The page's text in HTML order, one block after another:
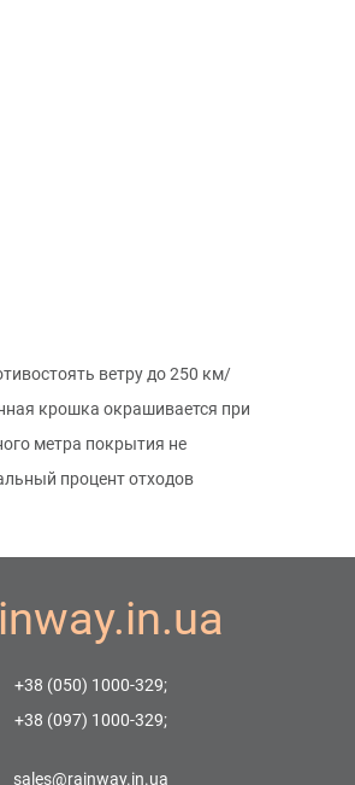
ветру до 250 км/
крошка окрашивается при
метра покрытия не
процент отходов
+38 (050) 1000-329;
+38 (097) 1000-329;
sales@rainway.in.ua